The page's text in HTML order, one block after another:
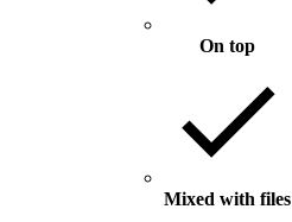
On top
Mixed with files